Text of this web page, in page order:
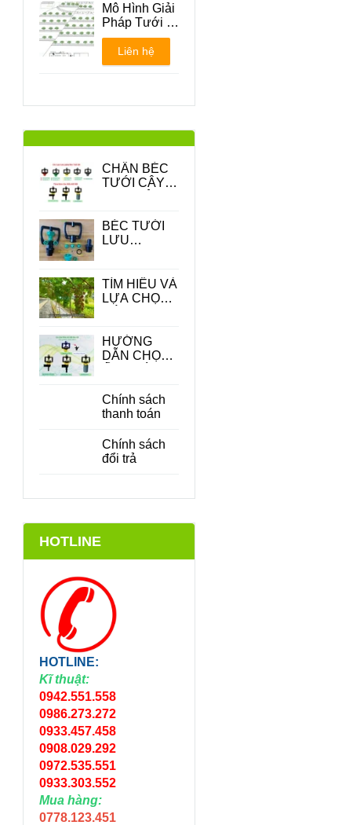
Mô Hình Giải
Pháp Tưới -
Phương án 2
Liên hệ
CHÂN BÉC
TƯỚI CÂY -
TRONG
TRONG HỆ
BÉC TƯỚI
LƯU
TÌM HIỂU VÀ
LỰA CHỌN
CÂY ĂN
QUẢ PHÙ
HƯỚNG
DẪN CHỌN
TƯỚI CÂY
PHÙ HỢP
KIỆM CHI
PHÍ
Chính sách
thanh toán
Chính sách
đổi trả
HOTLINE
HOTLINE:
Kĩ thuật:
0942.551.558
0986.273.272
0933.457.458
0908.029.292
0972.535.551
0933.303.552
Mua hàng:
0778.123.451